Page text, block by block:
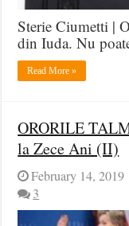
Sterie Ciumetti |
din Iuda. Nu
Read More »
ORORILE
la Zece Ani (II)
February 14, 2019
3